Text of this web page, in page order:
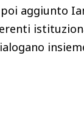
aggiunto